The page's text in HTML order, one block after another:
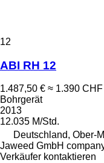
12
ABI RH 12
1.487,50 € ≈ 1.390 CHF
Bohrgerät
2013
12.035 M/Std.
Deutschland, Ober-
Jaweed GmbH
Verkäufer kontaktieren